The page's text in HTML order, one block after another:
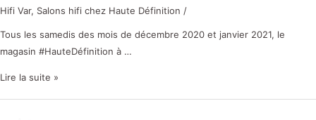
Hifi Var, Salons hifi chez Haute Définition /
Tous les samedis des mois de décembre 2020 et janvier 2021, le
magasin #HauteDéfinition à …
Lire la suite »